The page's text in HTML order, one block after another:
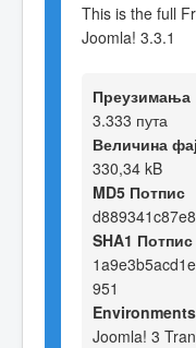
This is the full
Joomla! 3.3.1
Преузимања
3.333 пута
Величина
330,34 kB
MD5 Потпис
SHA1 Потпис
951
Environments
Joomla! 3